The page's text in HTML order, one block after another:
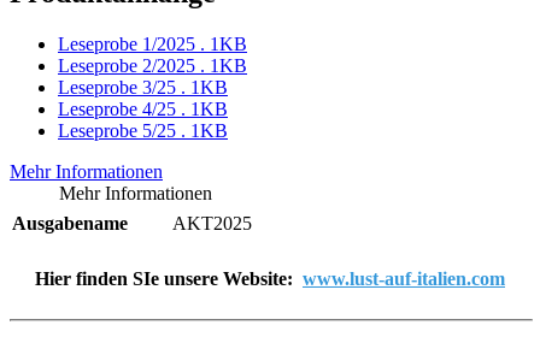
Leseprobe 1/2025 . 1KB
Leseprobe 2/2025 . 1KB
Leseprobe 3/25 . 1KB
Leseprobe 4/25 . 1KB
Leseprobe 5/25 . 1KB
Mehr Informationen
Mehr Informationen
Ausgabename
AKT2025
Hier finden SIe unsere Website: www.lust-auf-italien.com